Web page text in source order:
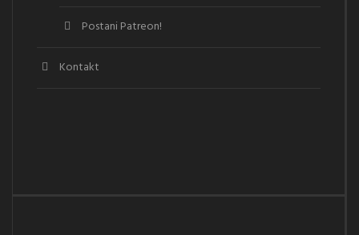
Postani Patreon!
Kontakt